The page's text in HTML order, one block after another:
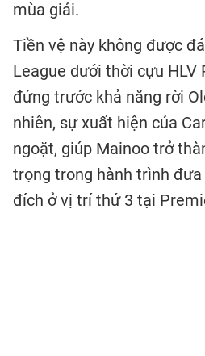
mùa giải.
Tiền vệ này không được
League dưới thời cựu HLV
đứng trước khả năng rời
nhiên, sự xuất hiện của
ngoặt, giúp Mainoo trở
trọng trong hành trình
đích ở vị trí thứ 3 tại